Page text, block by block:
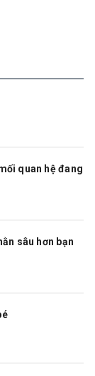
quan hệ đang
sâu hơn bạn